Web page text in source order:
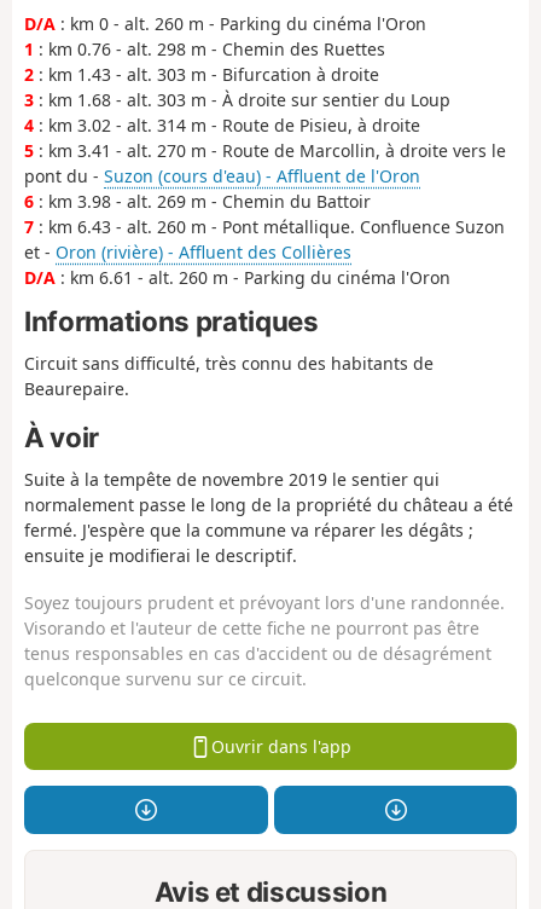
D/A : km 0 - alt. 260 m - Parking du cinéma l'Oron
1 : km 0.76 - alt. 298 m - Chemin des Ruettes
2 : km 1.43 - alt. 303 m - Bifurcation à droite
3 : km 1.68 - alt. 303 m - À droite sur sentier du Loup
4 : km 3.02 - alt. 314 m - Route de Pisieu, à droite
5 : km 3.41 - alt. 270 m - Route de Marcollin, à droite vers le
pont du - Suzon (cours d'eau) - Affluent de l'Oron
6 : km 3.98 - alt. 269 m - Chemin du Battoir
7 : km 6.43 - alt. 260 m - Pont métallique. Confluence Suzon
et - Oron (rivière) - Affluent des Collières
D/A : km 6.61 - alt. 260 m - Parking du cinéma l'Oron
Informations pratiques
Circuit sans difficulté, très connu des habitants de
Beaurepaire.
À voir
Suite à la tempête de novembre 2019 le sentier qui
normalement passe le long de la propriété du château a été
fermé. J'espère que la commune va réparer les dégâts ;
ensuite je modifierai le descriptif.
Soyez toujours prudent et prévoyant lors d'une randonnée.
Visorando et l'auteur de cette fiche ne pourront pas être
tenus responsables en cas d'accident ou de désagrément
quelconque survenu sur ce circuit.
Ouvrir dans l'app
Avis et discussion